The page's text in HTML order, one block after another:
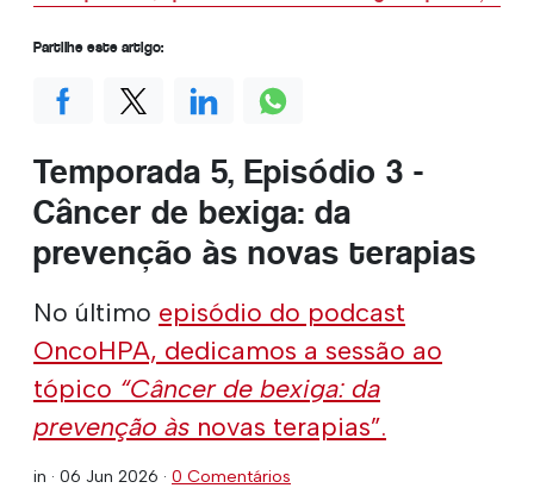
Temporada 5, Episódio 3 -
Câncer de bexiga: da
prevenção às novas terapias
No último episódio do podcast
OncoHPA, dedicamos a sessão ao
tópico “Câncer de bexiga: da
prevenção às novas terapias”.
in · 06 Jun 2026 · 0 Comentários
Partilhe este artigo: